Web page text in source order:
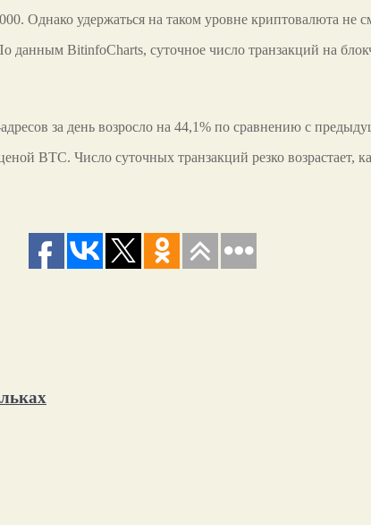
Однако удержаться на таком уровне криптовалюта не
данным BitinfoCharts, суточное число транзакций на
за день возросло на 44,1% по сравнению с
BTC. Число суточных транзакций резко возрастает,